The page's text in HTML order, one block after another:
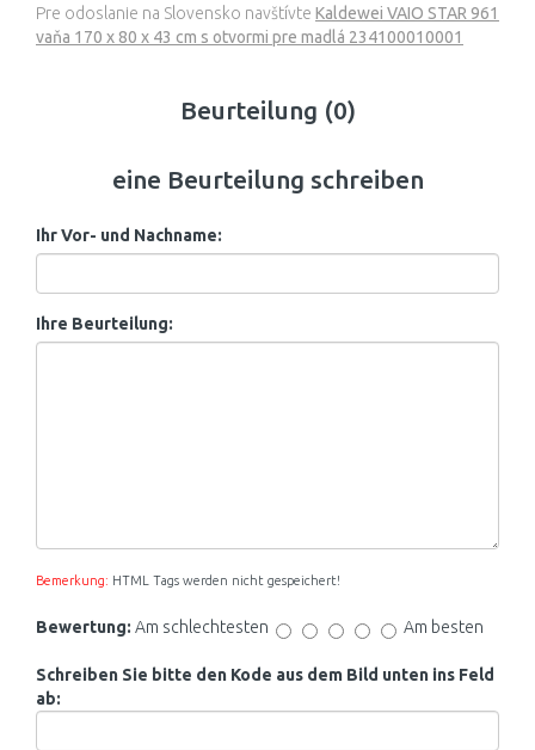
Pre odoslanie na Slovensko navštívte Kaldewei VAIO STAR 961
vaňa 170 x 80 x 43 cm s otvormi pre madlá 234100010001
Beurteilung (0)
eine Beurteilung schreiben
Ihr Vor- und Nachname:
Ihre Beurteilung:
Bemerkung: HTML Tags werden nicht gespeichert!
Bewertung: Am schlechtesten Am besten
Schreiben Sie bitte den Kode aus dem Bild unten ins Feld
ab: